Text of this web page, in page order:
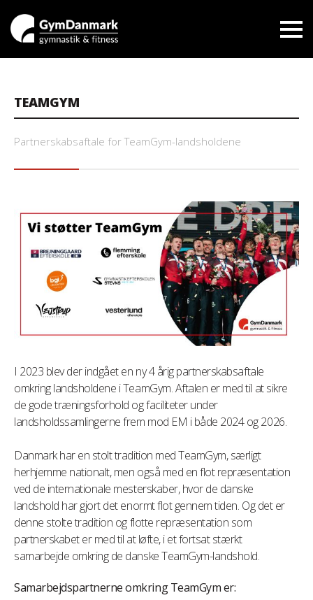
TEAMGYM
Partnerskabsaftale for TeamGym-landsholdene
I 2023 blev der indgået en ny 4 årig partnerskabsaftale
omkring landsholdene i TeamGym. Aftalen er med til at sikre
de gode træningsforhold og faciliteter under
landsholdssamlingerne frem mod EM i både 2024 og 2026.
Danmark har en stolt tradition med TeamGym, særligt
herhjemme nationalt, men også med en flot repræsentation
ved de internationale mesterskaber, hvor de danske
landshold har gjort det enormt flot gennem tiden. Og det er
denne stolte tradition og flotte repræsentation som
partnerskabet er med til at løfte, i et fortsat stærkt
samarbejde omkring de danske TeamGym-landshold.
Samarbejdspartnerne omkring TeamGym er: